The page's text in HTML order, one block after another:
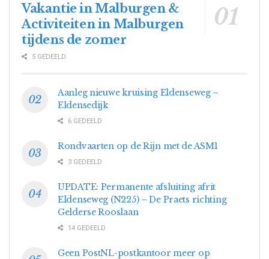
Vakantie in Malburgen &
Activiteiten in Malburgen
tijdens de zomer
5 GEDEELD
Aanleg nieuwe kruising Eldenseweg –
Eldensedijk
6 GEDEELD
Rondvaarten op de Rijn met de ASM1
3 GEDEELD
UPDATE: Permanente afsluiting afrit
Eldenseweg (N225) – De Praets richting
Gelderse Rooslaan
14 GEDEELD
Geen PostNL-postkantoor meer op